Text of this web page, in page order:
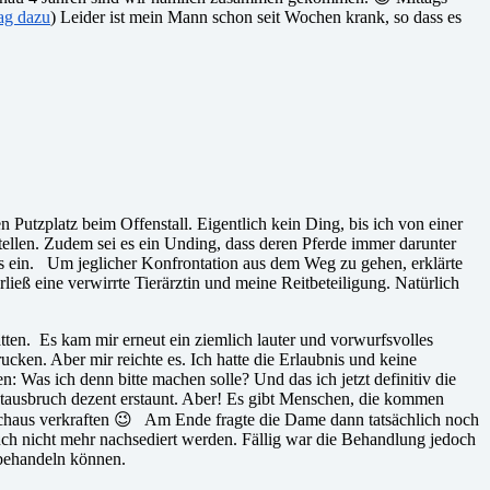
dazu) Leider ist mein Mann schon seit Wochen krank, so dass es
Putzplatz beim Offenstall. Eigentlich kein Ding, bis ich von einer
Zudem sei es ein Unding, dass deren Pferde immer darunter
ein. Um jeglicher Konfrontation aus dem Weg zu gehen, erklärte
eine verwirrte Tierärztin und meine Reitbeteiligung. Natürlich
Es kam mir erneut ein ziemlich lauter und vorwurfsvolles
Aber mir reichte es. Ich hatte die Erlaubnis und keine
Was ich denn bitte machen solle? Und das ich jetzt definitiv die
dezent erstaunt. Aber! Es gibt Menschen, die kommen
verkraften 😉 Am Ende fragte die Dame dann tatsächlich noch
nicht mehr nachsediert werden. Fällig war die Behandlung jedoch
können.